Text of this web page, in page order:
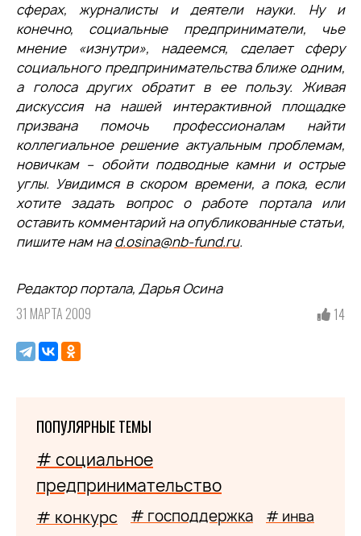
сферах, журналисты и деятели науки. Ну и
конечно, социальные предприниматели, чье
мнение «изнутри», надеемся, сделает сферу
социального предпринимательства ближе одним,
а голоса других обратит в ее пользу. Живая
дискуссия на нашей интерактивной площадке
призвана помочь профессионалам найти
коллегиальное решение актуальным проблемам,
новичкам – обойти подводные камни и острые
углы. Увидимся в скором времени, а пока, если
хотите задать вопрос о работе портала или
оставить комментарий на опубликованные статьи,
пишите нам наd.osina@nb-fund.ru.
Редактор портала, Дарья Осина
31 МАРТА 2009 14
ПОПУЛЯРНЫЕ ТЕМЫ
# социальное
предпринимательство
# конкурс # господдержка # инва